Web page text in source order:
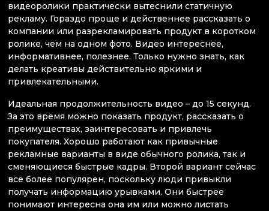
видеоролики практически вытеснили статичную
рекламу. Гораздо проще и действеннее рассказать о
компании или разрекламировать продукт в коротком
ролике, чем на одном фото. Видео интереснее,
информативнее, полезнее. Только нужно знать, как
делать креативы действительно яркими и
привлекательными.
Идеальная продолжительность видео – до 15 секунд.
За это время можно показать продукт, рассказать о
преимуществах, заинтересовать и привлечь
покупателя. Хорошо работают как привычные
рекламные варианты в виде обычного ролика, так и
сменяющиеся быстрые кадры. Второй вариант сейчас
все более популярен, поскольку люди привыкли
получать информацию урывками. Они быстрее
понимают интересна она им или можно листать